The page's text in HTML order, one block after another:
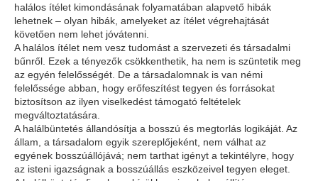
halálos ítélet kimondásának folyamatában alapvető hibák
lehetnek – olyan hibák, amelyeket az ítélet végrehajtását
követően nem lehet jóvátenni.
A halálos ítélet nem vesz tudomást a szervezeti és társadalmi
bűnről. Ezek a tényezők csökkenthetik, ha nem is szüntetik meg
az egyén felelősségét. De a társadalomnak is van némi
felelőssége abban, hogy erőfeszítést tegyen és forrásokat
biztosítson az ilyen viselkedést támogató feltételek
megváltoztatására.
A halálbüntetés állandósítja a bosszú és megtorlás logikáját. Az
állam, a társadalom egyik szereplőjeként, nem válhat az
egyének bosszúállójává; nem tarthat igényt a tekintélyre, hogy
az isteni igazságnak a bosszúállás eszközeivel tegyen eleget.